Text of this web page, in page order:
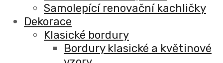
Samolepící renovační kachličky
Dekorace
Klasické bordury
Bordury klasické a květinové